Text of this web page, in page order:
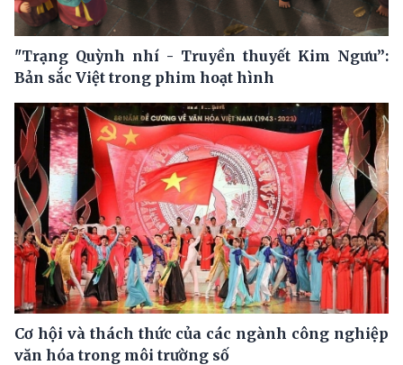
"Trạng Quỳnh nhí - Truyền thuyết Kim Ngưu”:
Bản sắc Việt trong phim hoạt hình
Cơ hội và thách thức của các ngành công nghiệp
văn hóa trong môi trường số